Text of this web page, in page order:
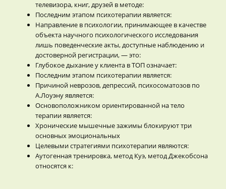
телевизора, книг, друзей в методе:
Последним этапом психотерапии является:
Направление в психологии, принимающее в качестве
объекта научного психологического исследования
лишь поведенческие акты, доступные наблюдению и
достоверной регистрации, — это:
Глубокое дыхание у клиента в ТОП означает:
Последним этапом психотерапии является:
Причиной неврозов, депрессий, психосоматозов по
А.Лоуэну является:
Основоположником ориентированной на тело
терапии является:
Хронические мышечные зажимы блокируют три
основных эмоциональных
Целевыми стратегиями психотерапии являются:
Аутогенная тренировка, метод Куэ, метод Джекобсона
относятся к: